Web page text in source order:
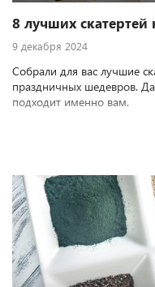
8 лучших скатертей
9 декабря 2024
Собрали для вас лучшие
праздничных шедевров.
подходит именно вам.